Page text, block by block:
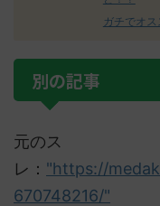
ガチでオ
別の記事
元のス
レ： "https://
670748216/"